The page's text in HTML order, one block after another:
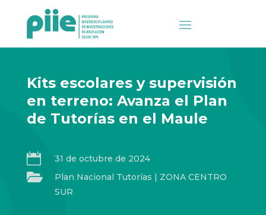
Kits escolares y supervisión
en terreno: Avanza el Plan
de Tutorías en el Maule
 31 de octubre de 2024
 Plan Nacional Tutorías | ZONA CENTRO
SUR